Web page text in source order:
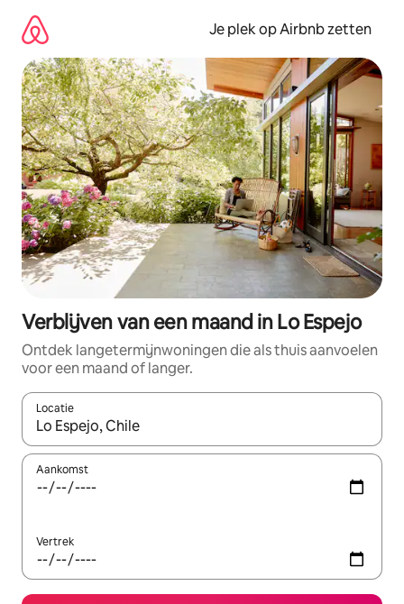
direct
naar
inhoud
Je plek op Airbnb zetten
Verblijven van een maand in Lo Espejo
Ontdek langetermijnwoningen die als thuis aanvoelen
voor een maand of langer.
Locatie
Wanneer er resultaten beschikbaar zijn, maak je een keuze
Aankomst
Vertrek